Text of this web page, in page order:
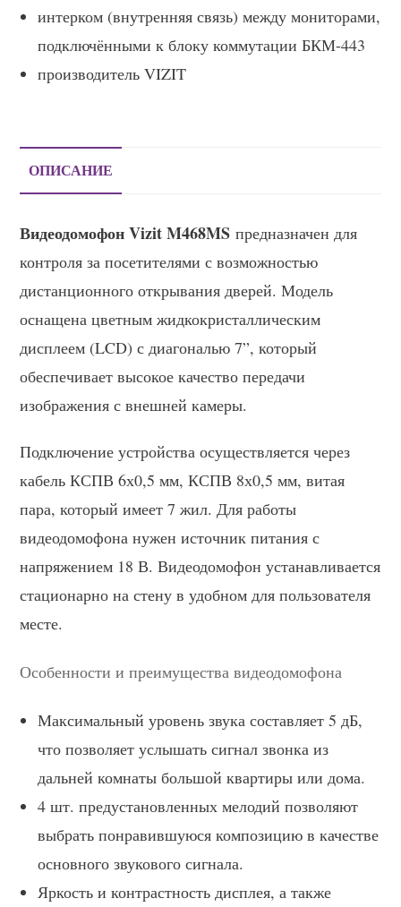
интерком (внутренняя связь) между мониторами,
подключёнными к блоку коммутации БКМ-443
производитель VIZIT
ОПИСАНИЕ
Видеодомофон Vizit M468MS предназначен для
контроля за посетителями с возможностью
дистанционного открывания дверей. Модель
оснащена цветным жидкокристаллическим
дисплеем (LCD) с диагональю 7”, который
обеспечивает высокое качество передачи
изображения с внешней камеры.
Подключение устройства осуществляется через
кабель КСПВ 6х0,5 мм, КСПВ 8х0,5 мм, витая
пара, который имеет 7 жил. Для работы
видеодомофона нужен источник питания с
напряжением 18 В. Видеодомофон устанавливается
стационарно на стену в удобном для пользователя
месте.
Особенности и преимущества видеодомофона
Максимальный уровень звука составляет 5 дБ,
что позволяет услышать сигнал звонка из
дальней комнаты большой квартиры или дома.
4 шт. предустановленных мелодий позволяют
выбрать понравившуюся композицию в качестве
основного звукового сигнала.
Яркость и контрастность дисплея, а также